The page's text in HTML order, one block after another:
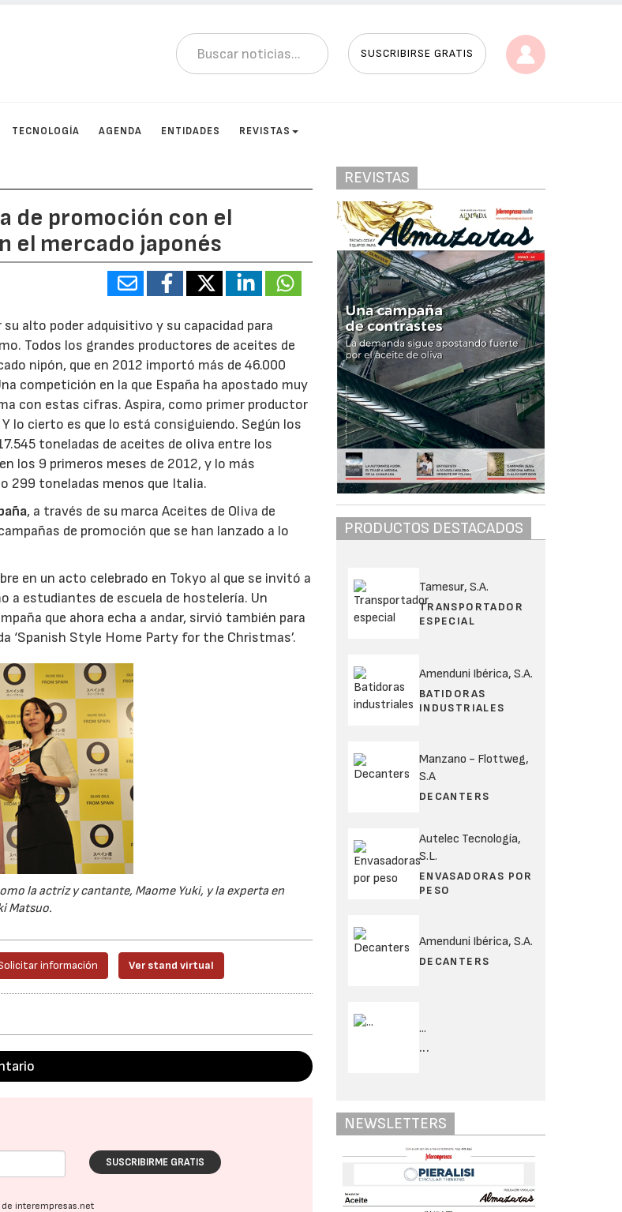
SUSCRIBIRSE GRATIS
TECNOLOGÍA AGENDA ENTIDADES REVISTAS
de promoción con el
el mercado japonés
alto poder adquisitivo y su capacidad para
Todos los grandes productores de aceites de
nipón, que en 2012 importó más de 46.000
competición en la que España ha apostado muy
con estas cifras. Aspira, como primer productor
lo cierto es que lo está consiguiendo. Según los
toneladas de aceites de oliva entre los
los 9 primeros meses de 2012, y lo más
299 toneladas menos que Italia.
, a través de su marca Aceites de Oliva de
de promoción que se han lanzado a lo
en un acto celebrado en Tokyo al que se invitó a
a estudiantes de escuela de hostelería. Un
que ahora echa a andar, sirvió también para
‘Spanish Style Home Party for the Christmas’.
la actriz y cantante, Maome Yuki, y la experta en
Matsuo.
información Ver stand virtual
SUSCRIBIRME GRATIS
interempresas.net
REVISTAS
PRODUCTOS DESTACADOS
Tamesur, S.A.
TRANSPORTADOR
ESPECIAL
Amenduni Ibérica, S.A.
BATIDORAS
INDUSTRIALES
Manzano - Flottweg,
S.A
DECANTERS
Autelec Tecnología,
S.L.
ENVASADORAS POR
PESO
Amenduni Ibérica, S.A.
DECANTERS
...
...
NEWSLETTERS